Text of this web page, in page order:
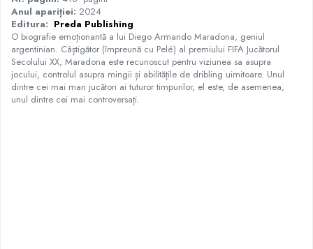
Proză
Psihologie
Sociologie
Spiritualitate/Ezoterism
Sport
Anul apariției: 2024
Editura: Preda Publishing
O biografie emoționantă a lui Diego Armando Maradona, geniul
argentinian. Câștigător (împreună cu Pelé) al premiului FIFA Jucătorul
Secolului XX, Maradona este recunoscut pentru viziunea sa asupra
jocului, controlul asupra mingii și abilitățile de dribling uimitoare. Unul
dintre cei mai mari jucători ai tuturor timpurilor, el este, de asemenea,
unul dintre cei mai controversați.